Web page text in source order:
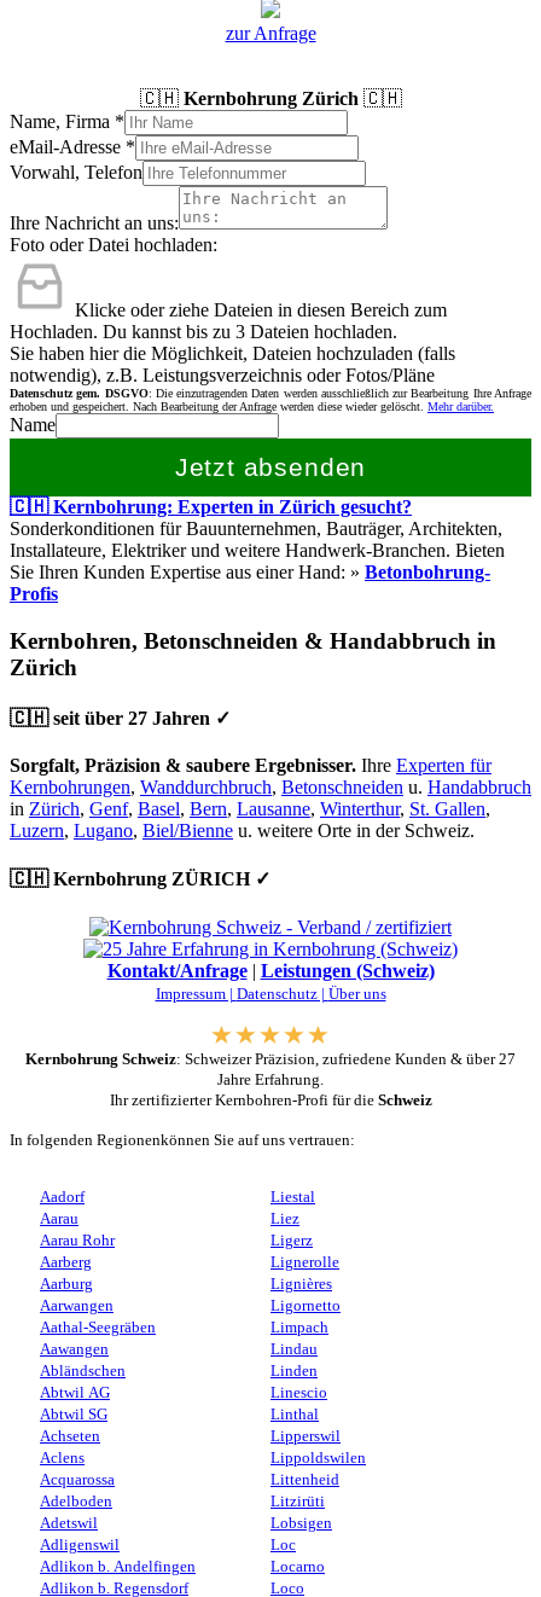
zur Anfrage
🇨🇭 Kernbohrung Zürich 🇨🇭
Name, Firma *
eMail-Adresse *
Vorwahl, Telefon
Ihre Nachricht an uns:
Foto oder Datei hochladen:
Klicke oder ziehe Dateien in diesen Bereich zum
Hochladen. Du kannst bis zu 3 Dateien hochladen.
Sie haben hier die Möglichkeit, Dateien hochzuladen (falls
notwendig), z.B. Leistungsverzeichnis oder Fotos/Pläne
Datenschutz gem. DSGVO: Die einzutragenden Daten werden ausschließlich zur Bearbeitung Ihre Anfrage
erhoben und gespeichert. Nach Bearbeitung der Anfrage werden diese wieder gelöscht. Mehr darüber.
Name
Jetzt absenden
🇨🇭 Kernbohrung: Experten in Zürich gesucht?
Sonderkonditionen für Bauunternehmen, Bauträger, Architekten,
Installateure, Elektriker und weitere Handwerk-Branchen. Bieten
Sie Ihren Kunden Expertise aus einer Hand: » Betonbohrung-
Profis
Kernbohren, Betonschneiden & Handabbruch in
Zürich
🇨🇭 seit über 27 Jahren ✓
Sorgfalt, Präzision & saubere Ergebnisser. Ihre Experten für
Kernbohrungen, Wanddurchbruch, Betonschneiden u. Handabbruch
in Zürich, Genf, Basel, Bern, Lausanne, Winterthur, St. Gallen,
Luzern, Lugano, Biel/Bienne u. weitere Orte in der Schweiz.
🇨🇭 Kernbohrung ZÜRICH ✓
Kontakt/Anfrage| Leistungen (Schweiz)
Impressum | Datenschutz | Über uns
Kernbohrung Schweiz: Schweizer Präzision, zufriedene Kunden & über 27
Jahre Erfahrung.
Ihr zertifizierter Kernbohren-Profi für die Schweiz
In folgenden Regionenkönnen Sie auf uns vertrauen:
Aadorf
Aarau
Aarau Rohr
Aarberg
Aarburg
Aarwangen
Aathal-Seegräben
Aawangen
Abländschen
Abtwil AG
Abtwil SG
Achseten
Aclens
Acquarossa
Adelboden
Adetswil
Adligenswil
Adlikon b. Andelfingen
Adlikon b. Regensdorf
Liestal
Liez
Ligerz
Lignerolle
Lignières
Ligornetto
Limpach
Lindau
Linden
Linescio
Linthal
Lipperswil
Lippoldswilen
Littenheid
Litzirüti
Lobsigen
Loc
Locarno
Loco